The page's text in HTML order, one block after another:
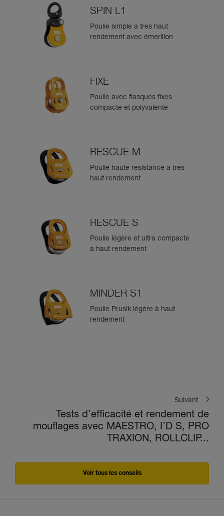
SPIN L1
Poulie simple à très haut
rendement avec émerillon
FIXE
Poulie avec flasques fixes
compacte et polyvalente
RESCUE M
Poulie haute résistance à très
haut rendement
RESCUE S
Poulie légère et ultra compacte
à haut rendement
MINDER S1
Poulie Prusik légère à haut
rendement
Suivant
Tests d’efficacité et rendement de
mouflages avec MAESTRO, I’D S, PRO
TRAXION, ROLLCLIP...
Voir tous les conseils